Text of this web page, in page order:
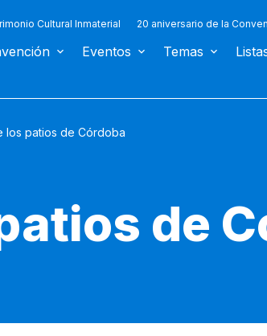
Cultural Inmaterial 20 aniversario de la
Eventos Temas
los patios de Córdoba
de